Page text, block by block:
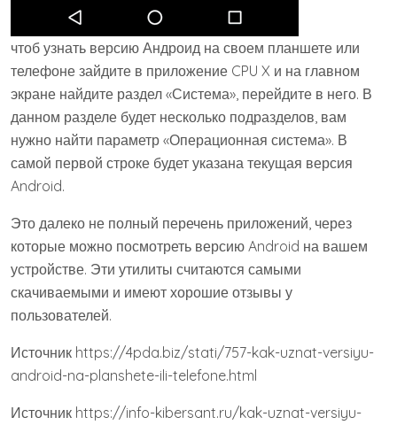
чтоб узнать версию Андроид на своем планшете или
телефоне зайдите в приложение CPU X и на главном
экране найдите раздел «Система», перейдите в него. В
данном разделе будет несколько подразделов, вам
нужно найти параметр «Операционная система». В
самой первой строке будет указана текущая версия
Android.
Это далеко не полный перечень приложений, через
которые можно посмотреть версию Android на вашем
устройстве. Эти утилиты считаются самыми
скачиваемыми и имеют хорошие отзывы у
пользователей.
Источник https://4pda.biz/stati/757-kak-uznat-versiyu-
android-na-planshete-ili-telefone.html
Источник https://info-kibersant.ru/kak-uznat-versiyu-